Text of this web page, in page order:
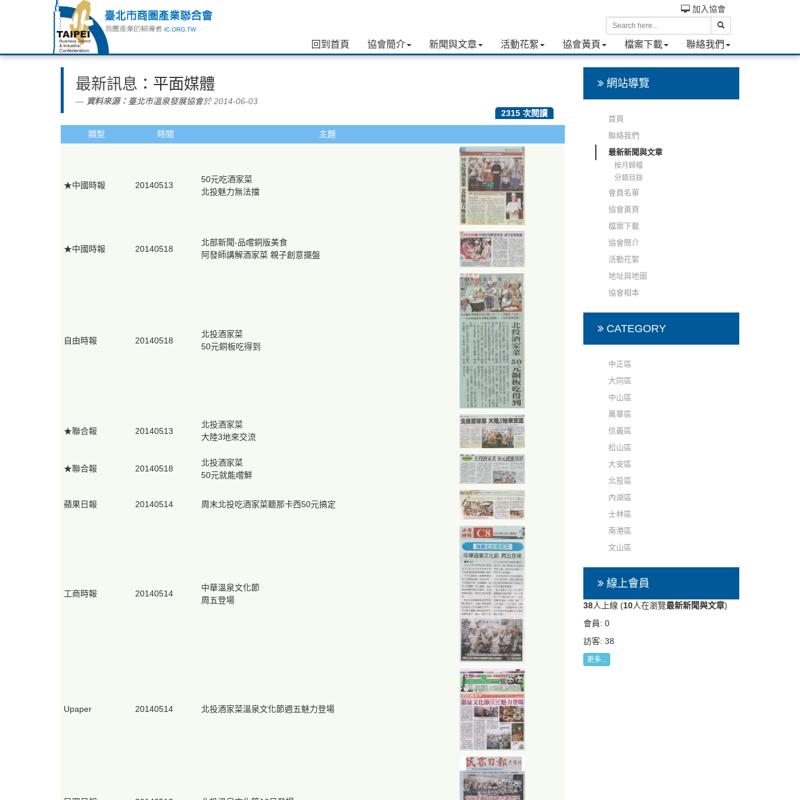
回到首頁 協會簡介 新聞與文章 活動花絮 協會黃頁 檔案下載 聯絡我們
加入協會
最新訊息 ：平面媒體
資料來源： 臺北市溫泉發展協會於 2014-06-03
2315 次閱讀
類型 時間 主題
★中國時報 20140513
50元吃酒家菜
北投魅力無法擋
★中國時報 20140518
北部新聞-品嚐銅版美食
阿發師講解酒家菜 親子創意擺盤
自由時報 20140518
北投酒家菜
50元銅板吃得到
★聯合報 20140513
北投酒家菜
大陸3地來交流
★聯合報 20140518
北投酒家菜
50元就能嚐鮮
蘋果日報 20140514 周末北投吃酒家菜聽那卡西50元搞定
工商時報 20140514
中華溫泉文化節
周五登場
Upaper 20140514 北投酒家菜溫泉文化節週五魅力登場
網站導覽
首頁
聯絡我們
最新新聞與文章
按月歸檔
分類目錄
會員名單
協會黃頁
檔案下載
協會簡介
活動花絮
地址與地圖
協會相本
CATEGORY
中正區
大同區
中山區
萬華區
信義區
松山區
大安區
北投區
內湖區
士林區
南港區
文山區
線上會員
38人上線 (10人在瀏覽最新新聞與文章)
會員: 0
訪客: 38
更多...